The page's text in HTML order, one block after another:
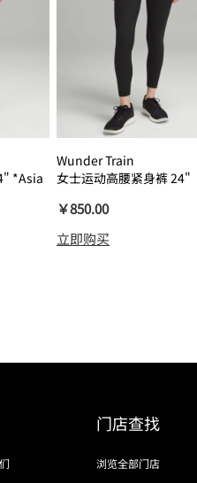
*Asia
Wunder Train
女士运动高腰紧身裤 24"
￥850.00
立即购买
门店查找
浏览全部门店